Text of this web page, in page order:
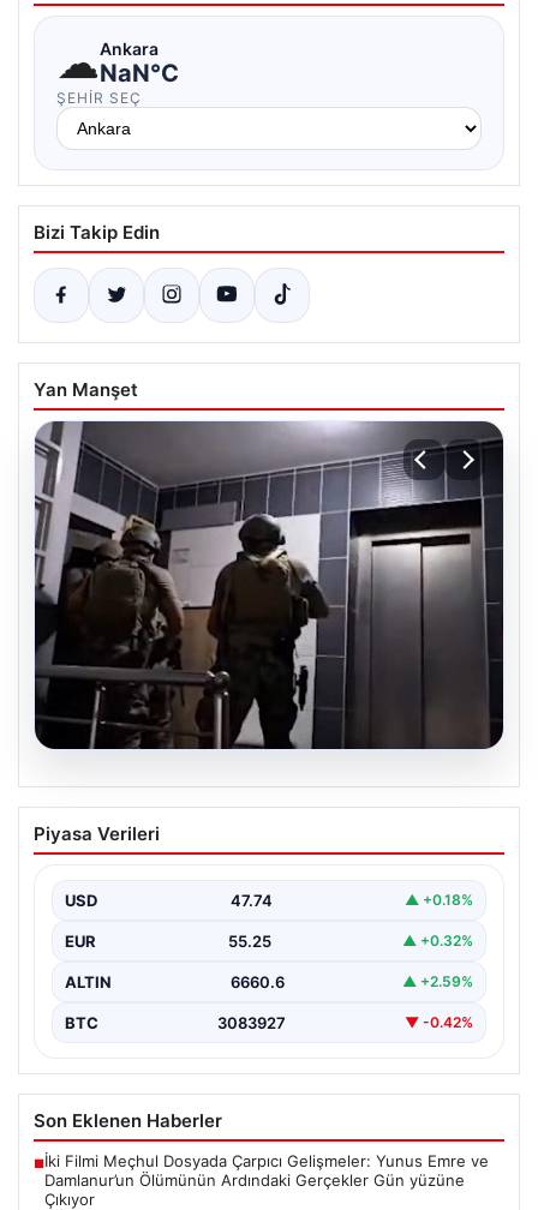
☁Ankara
NaN°C
ŞEHIR SEÇ
Bizi Takip Edin
Yan Manşet
Elazığ’da İntihar Mektubu Üzerinden
Ortaya Çıkan Tefecilik Operasyonu:
Elazığ'da tefecilere borçlandığı iddiasıyla yaşamına son
büyük…
Piyasa Verileri
USD 47.74 ▲ +0.18%
EUR 55.25 ▲ +0.32%
ALTIN 6660.6 ▲ +2.59%
BTC 3083927 ▼ -0.42%
Son Eklenen Haberler
■İki Filmi Meçhul Dosyada Çarpıcı Gelişmeler: Yunus Emre ve
Damlanur’un Ölümünün Ardındaki Gerçekler Gün yüzüne
Çıkıyor